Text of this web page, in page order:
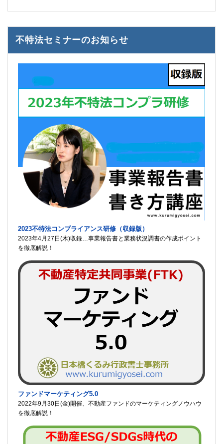
不特法セミナーのお知らせ
2023不特法コンプライアンス研修（収録版）
2023年4月27日(木)収録…事業報告書と業務状況調書の作成ポイント
を徹底解説！
ファンドマーケティング5.0
2022年9月30日(金)開催、不動産ファンドのマーケティングノウハウ
を徹底解説！